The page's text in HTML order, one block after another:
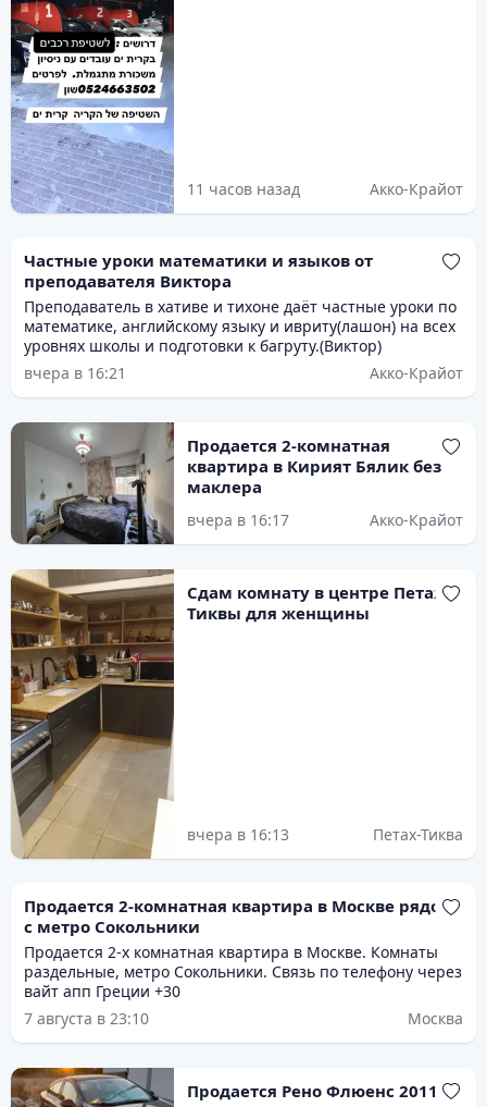
11 часов назад Акко-Крайот
Частные уроки математики и языков от
преподавателя Виктора
Преподаватель в хативе и тихоне даёт частные уроки по
математике, английскому языку и ивриту(лашон) на всех
уровнях школы и подготовки к багруту.(Виктор)
вчера в 16:21
Акко-Крайот
Продается 2-комнатная
квартира в Кирият Бялик без
маклера
вчера в 16:17 Акко-Крайот
Сдам комнату в центре Петах
Тиквы для женщины
вчера в 16:13 Петах-Тиква
Продается 2-комнатная квартира в Москве рядом
с метро Сокольники
Продается 2-х комнатная квартира в Москве. Комнаты
раздельные, метро Сокольники. Связь по телефону через
вайт апп Греции +30
7 августа в 23:10
Москва
Продается Рено Флюенс 2011